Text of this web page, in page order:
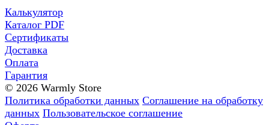
Калькулятор
Каталог PDF
Сертификаты
Доставка
Оплата
Гарантия
© 2026 Warmly Store
Политика обработки данных Соглашение на обработку
данных Пользовательское соглашение